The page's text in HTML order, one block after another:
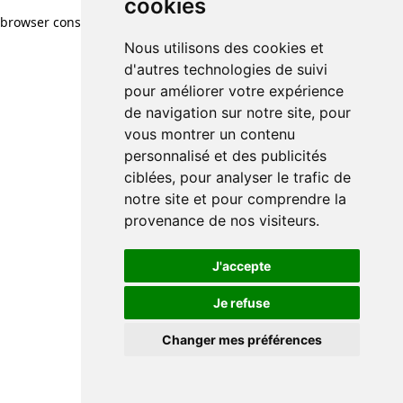
cookies
Nous utilisons des cookies et
d'autres technologies de suivi
pour améliorer votre expérience
de navigation sur notre site, pour
vous montrer un contenu
personnalisé et des publicités
ciblées, pour analyser le trafic de
notre site et pour comprendre la
provenance de nos visiteurs.
J'accepte
Je refuse
Changer mes préférences
browser console for more information)